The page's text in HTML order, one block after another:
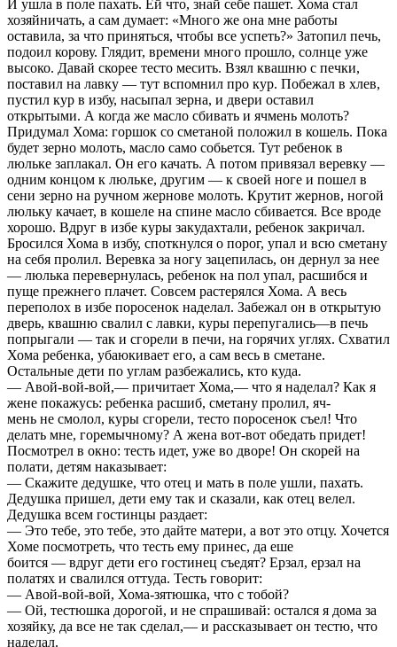
И ушла в поле пахать. Ей что, знай себе пашет. Хома стал
хозяйничать, а сам думает: «Много же она мне работы
оставила, за что приняться, чтобы все успеть?» Затопил печь,
подоил корову. Глядит, времени много прошло, солнце уже
высоко. Давай скорее тесто месить. Взял квашню с печки,
поставил на лавку — тут вспомнил про кур. Побежал в хлев,
пустил кур в избу, насыпал зерна, и двери оставил
открытыми. А когда же масло сбивать и ячмень молоть?
Придумал Хома: горшок со сметаной положил в кошель. Пока
будет зерно молоть, масло само собьется. Тут ребенок в
люльке заплакал. Он его качать. А потом привязал веревку —
одним концом к люльке, другим — к своей ноге и пошел в
сени зерно на ручном жернове молоть. Крутит жернов, ногой
люльку качает, в кошеле на спине масло сбивается. Все вроде
хорошо. Вдруг в избе куры закудахтали, ребенок закричал.
Бросился Хома в избу, споткнулся о порог, упал и всю сметану
на себя пролил. Веревка за ногу зацепилась, он дернул за нее
— люлька перевернулась, ребенок на пол упал, расшибся и
пуще прежнего плачет. Совсем растерялся Хома. А весь
переполох в избе поросенок наделал. Забежал он в открытую
дверь, квашню свалил с лавки, куры перепугались—в печь
попрыгали — так и сгорели в печи, на горячих углях. Схватил
Хома ребенка, убаюкивает его, а сам весь в сметане.
Остальные дети по углам разбежались, кто куда.
— Авой-вой-вой,— причитает Хома,— что я наделал? Как я
жене покажусь: ребенка расшиб, сметану пролил, яч-
мень не смолол, куры сгорели, тесто поросенок съел! Что
делать мне, горемычному? А жена вот-вот обедать придет!
Посмотрел в окно: тесть идет, уже во дворе! Он скорей на
полати, детям наказывает:
— Скажите дедушке, что отец и мать в поле ушли, пахать.
Дедушка пришел, дети ему так и сказали, как отец велел.
Дедушка всем гостинцы раздает:
— Это тебе, это тебе, это дайте матери, а вот это отцу. Хочется
Хоме посмотреть, что тесть ему принес, да еше
боится — вдруг дети его гостинец съедят? Ерзал, ерзал на
полатях и свалился оттуда. Тесть говорит:
— Авой-вой-вой, Хома-зятюшка, что с тобой?
— Ой, тестюшка дорогой, и не спрашивай: остался я дома за
хозяйку, да все не так сделал,— и рассказывает он тестю, что
наделал.